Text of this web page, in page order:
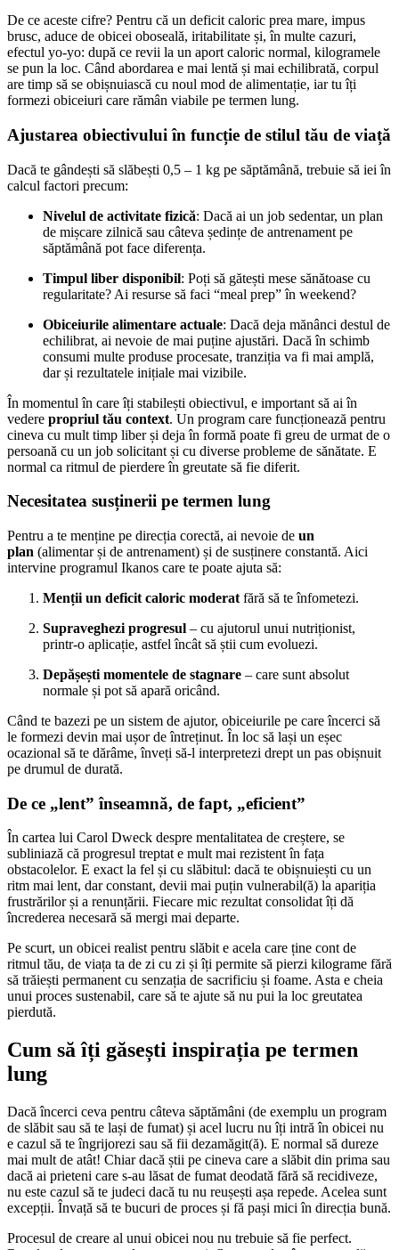
De ce aceste cifre? Pentru că un deficit caloric prea mare, impus
brusc, aduce de obicei oboseală, iritabilitate și, în multe cazuri,
efectul yo-yo: după ce revii la un aport caloric normal, kilogramele
se pun la loc. Când abordarea e mai lentă și mai echilibrată, corpul
are timp să se obișnuiască cu noul mod de alimentație, iar tu îți
formezi obiceiuri care rămân viabile pe termen lung.
Ajustarea obiectivului în funcție de stilul tău de viață
Dacă te gândești să slăbești 0,5 – 1 kg pe săptămână, trebuie să iei în
calcul factori precum:
Nivelul de activitate fizică: Dacă ai un job sedentar, un plan
de mișcare zilnică sau câteva ședințe de antrenament pe
săptămână pot face diferența.
Timpul liber disponibil: Poți să gătești mese sănătoase cu
regularitate? Ai resurse să faci “meal prep” în weekend?
Obiceiurile alimentare actuale: Dacă deja mănânci destul de
echilibrat, ai nevoie de mai puține ajustări. Dacă în schimb
consumi multe produse procesate, tranziția va fi mai amplă,
dar și rezultatele inițiale mai vizibile.
În momentul în care îți stabilești obiectivul, e important să ai în
vedere propriul tău context. Un program care funcționează pentru
cineva cu mult timp liber și deja în formă poate fi greu de urmat de o
persoană cu un job solicitant și cu diverse probleme de sănătate. E
normal ca ritmul de pierdere în greutate să fie diferit.
Necesitatea susținerii pe termen lung
Pentru a te menține pe direcția corectă, ai nevoie de un
plan (alimentar și de antrenament) și de susținere constantă. Aici
intervine programul Ikanos care te poate ajuta să:
Menții un deficit caloric moderat fără să te înfometezi.
Supraveghezi progresul – cu ajutorul unui nutriționist,
printr-o aplicație, astfel încât să știi cum evoluezi.
Depășești momentele de stagnare – care sunt absolut
normale și pot să apară oricând.
Când te bazezi pe un sistem de ajutor, obiceiurile pe care încerci să
le formezi devin mai ușor de întreținut. În loc să lași un eșec
ocazional să te dărâme, înveți să-l interpretezi drept un pas obișnuit
pe drumul de durată.
De ce „lent” înseamnă, de fapt, „eficient”
În cartea lui Carol Dweck despre mentalitatea de creștere, se
subliniază că progresul treptat e mult mai rezistent în fața
obstacolelor. E exact la fel și cu slăbitul: dacă te obișnuiești cu un
ritm mai lent, dar constant, devii mai puțin vulnerabil(ă) la apariția
frustrărilor și a renunțării. Fiecare mic rezultat consolidat îți dă
încrederea necesară să mergi mai departe.
Pe scurt, un obicei realist pentru slăbit e acela care ține cont de
ritmul tău, de viața ta de zi cu zi și îți permite să pierzi kilograme fără
să trăiești permanent cu senzația de sacrificiu și foame. Asta e cheia
unui proces sustenabil, care să te ajute să nu pui la loc greutatea
pierdută.
Cum să îți găsești inspirația pe termen
lung
Dacă încerci ceva pentru câteva săptămâni (de exemplu un program
de slăbit sau să te lași de fumat) și acel lucru nu îți intră în obicei nu
e cazul să te îngrijorezi sau să fii dezamăgit(ă). E normal să dureze
mai mult de atât! Chiar dacă știi pe cineva care a slăbit din prima sau
dacă ai prieteni care s-au lăsat de fumat deodată fără să recidiveze,
nu este cazul să te judeci dacă tu nu reușești așa repede. Acelea sunt
excepții. Învață să te bucuri de proces și fă pași mici în direcția bună.
Procesul de creare al unui obicei nou nu trebuie să fie perfect.